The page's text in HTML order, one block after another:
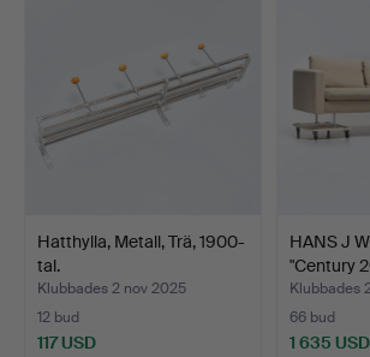
Hatthylla, Metall, Trä, 1900-
tal.
Klubbades 2 nov 2025
12 bud
117 USD
HANS J
"Century
Klubbades
66 bud
1 635 USD